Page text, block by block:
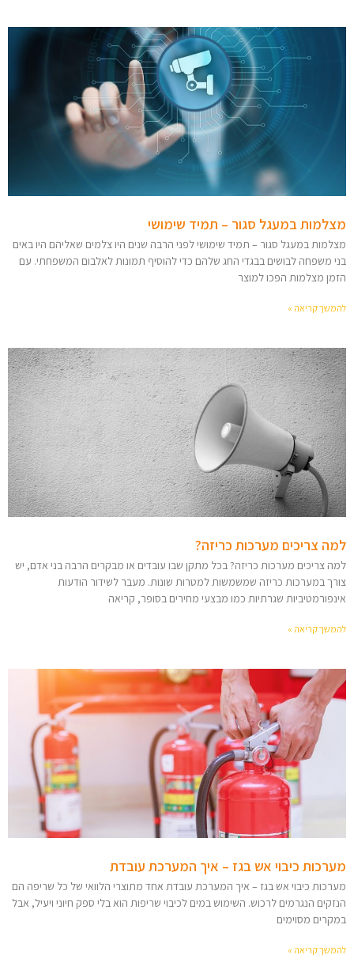
מצלמות במעגל סגור – תמיד שימושי
מצלמות במעגל סגור – תמיד שימושי לפני הרבה שנים היו צלמים שאליהם היו באים
בני משפחה לבושים בבגדי החג שלהם כדי להוסיף תמונות לאלבום המשפחתי. עם
הזמן מצלמות הפכו למוצר
להמשך קריאה »
למה צריכים מערכות כריזה?
למה צריכים מערכות כריזה? בכל מתקן שבו עובדים או מבקרים הרבה בני אדם, יש
צורך במערכות כריזה שמשמשות למטרות שונות. מעבר לשידור הודעות
אינפורמטיביות שגרתיות כמו מבצעי מחירים בסופר, קריאה
להמשך קריאה »
מערכות כיבוי אש בגז – איך המערכת עובדת
מערכות כיבוי אש בגז – איך המערכת עובדת אחד מתוצרי הלוואי של כל שריפה הם
הנזקים הנגרמים לרכוש. השימוש במים לכיבוי שריפות הוא בלי ספק חיוני ויעיל, אבל
במקרים מסוימים
להמשך קריאה »